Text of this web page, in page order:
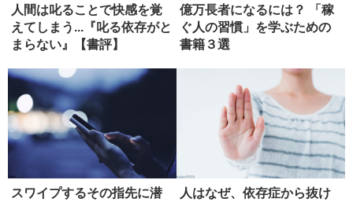
人間は叱ることで快感を覚
えてしまう...『叱る依存がと
まらない』【書評】
億万長者になるには？ 「稼
ぐ人の習慣」を学ぶための
書籍３選
スワイプするその指先に潜
人はなぜ、依存症から抜け